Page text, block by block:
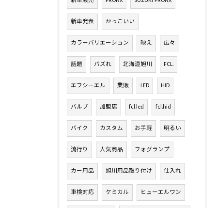
新車発表 かっこいい
カラーバリエーション 映え 広々
話題 バズれ 北海道旭川 FCL.
エフシーエル 業販 LED HID
バルブ 加盟店 fcl.led fcl.hid
バイク カスタム お手軽 明るい
流行り 人気商品 フォグランプ
カー用品 旭川用品取り付け 仕入れ
車検対応 ケミカル ヒューエルワン